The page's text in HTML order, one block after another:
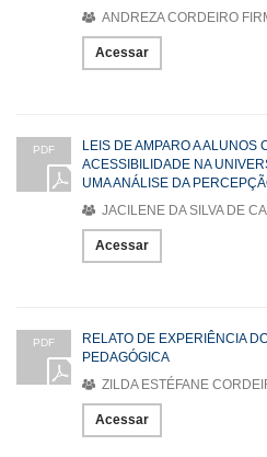
ANDREZA CORDEIRO
Acessar
PDF
LEIS DE AMPARO A ALUNOS
ACESSIBILIDADE NA
UMA ANÁLISE DA
JACILENE DA SILVA DE
Acessar
PDF
RELATO DE EXPERIÊNCIA
PEDAGÓGICA
ZILDA ESTÉFANE
Acessar